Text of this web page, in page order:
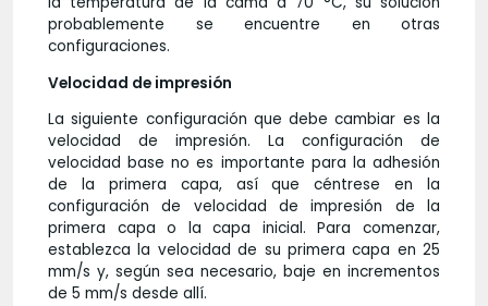
probablemente se encuentre en otras
configuraciones.
Velocidad de impresión
La siguiente configuración que debe cambiar es la
velocidad de impresión. La configuración de
velocidad base no es importante para la adhesión
de la primera capa, así que céntrese en la
configuración de velocidad de impresión de la
primera capa o la capa inicial. Para comenzar,
establezca la velocidad de su primera capa en 25
mm/s y, según sea necesario, baje en incrementos
de 5 mm/s desde allí.